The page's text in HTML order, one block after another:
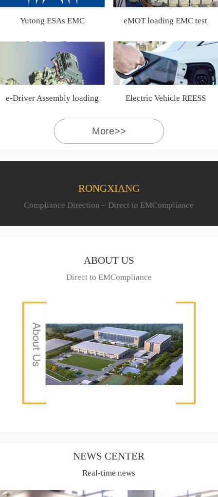
Yutong ESAs EMC
eMOT loading EMC test
e-Driver Assembly loading
Electric Vehicle REESS
More>>
RONGXIANG
Compliance Direction – Direct to EMCompliance
ABOUT US
Direct to EMCompliance
NEWS CENTER
Real-time news